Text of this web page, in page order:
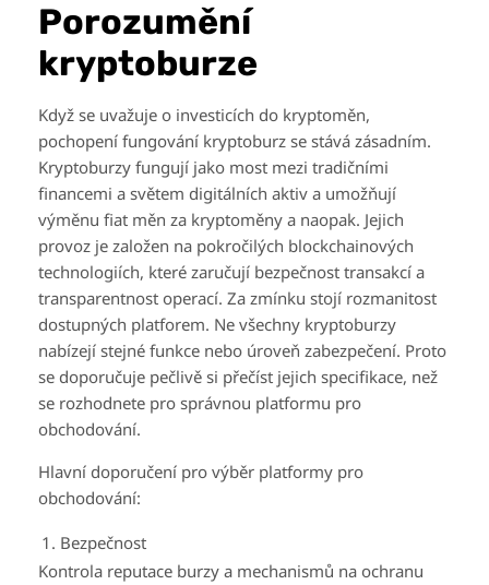
Porozumění
kryptoburze
Když se uvažuje o investicích do kryptoměn,
pochopení fungování kryptoburz se stává zásadním.
Kryptoburzy fungují jako most mezi tradičními
financemi a světem digitálních aktiv a umožňují
výměnu fiat měn za kryptoměny a naopak. Jejich
provoz je založen na pokročilých blockchainových
technologiích, které zaručují bezpečnost transakcí a
transparentnost operací. Za zmínku stojí rozmanitost
dostupných platforem. Ne všechny kryptoburzy
nabízejí stejné funkce nebo úroveň zabezpečení. Proto
se doporučuje pečlivě si přečíst jejich specifikace, než
se rozhodnete pro správnou platformu pro
obchodování.
Hlavní doporučení pro výběr platformy pro
obchodování:
Bezpečnost
Kontrola reputace burzy a mechanismů na ochranu